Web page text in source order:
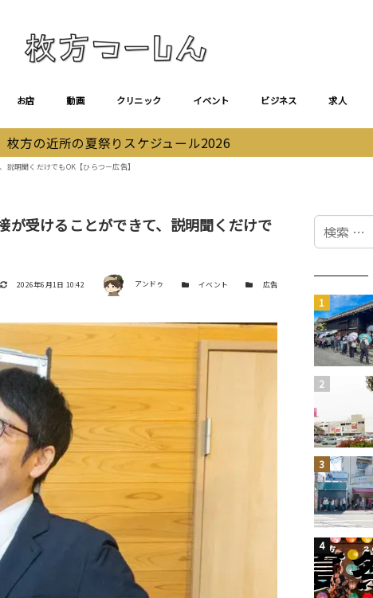
お店 動画 クリニック イベント ビジネス 求人
枚方の近所の夏祭りスケジュール2026
明聞くだけでもOK【ひらつー広告】
受けることができて、説明聞くだけで
更新日
2026年6月1日 10:42 著者 アンドゥ カテゴリー
イベント カテゴリー
広告
検